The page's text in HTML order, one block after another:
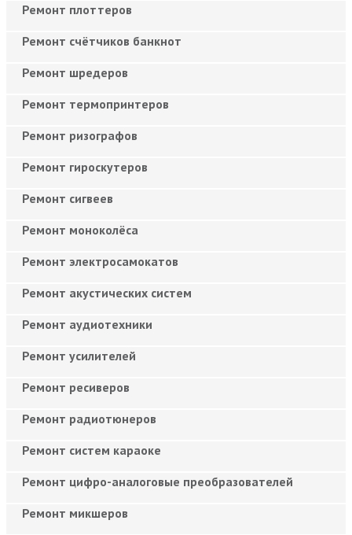
Ремонт плоттеров
Ремонт счётчиков банкнот
Ремонт шредеров
Ремонт термопринтеров
Ремонт ризографов
Ремонт гироскутеров
Ремонт сигвеев
Ремонт моноколёса
Ремонт электросамокатов
Ремонт акустических систем
Ремонт аудиотехники
Ремонт усилителей
Ремонт ресиверов
Ремонт радиотюнеров
Ремонт систем караоке
Ремонт цифро-аналоговые преобразователей
Ремонт микшеров